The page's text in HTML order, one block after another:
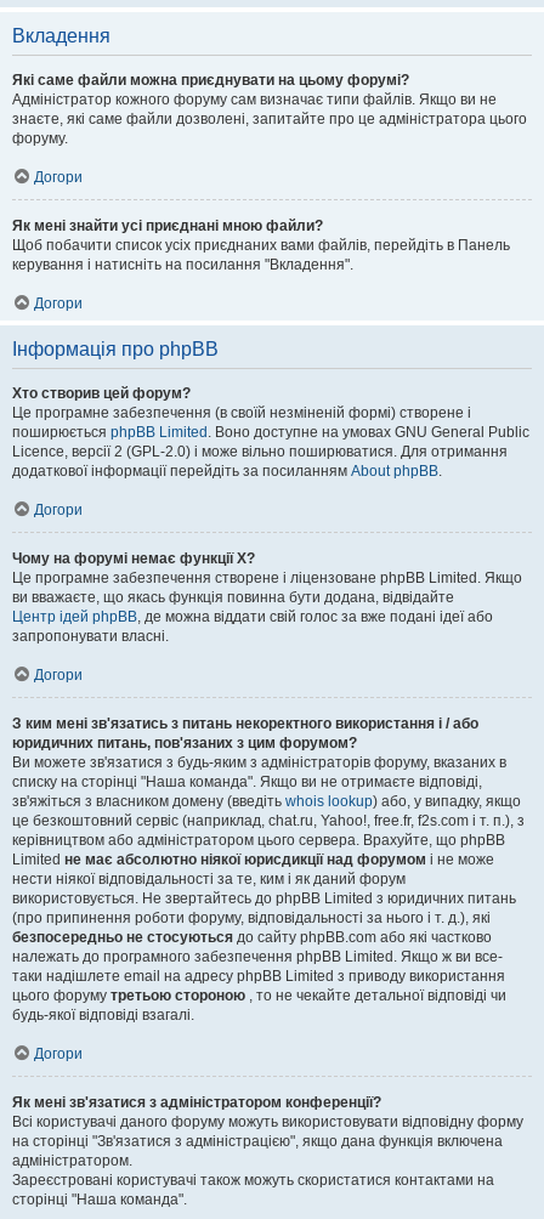
Вкладення
Які саме файли можна приєднувати на цьому форумі?
Адміністратор кожного форуму сам визначає типи файлів. Якщо ви не
знаєте, які саме файли дозволені, запитайте про це адміністратора цього
форуму.
Догори
Як мені знайти усі приєднані мною файли?
Щоб побачити список усіх приєднаних вами файлів, перейдіть в Панель
керування і натисніть на посилання "Вкладення".
Догори
Інформація про phpBB
Хто створив цей форум?
Це програмне забезпечення (в своїй незміненій формі) створене і
поширюється phpBB Limited . Воно доступне на умовах GNU General Public
Licence, версії 2 (GPL-2.0) і може вільно поширюватися. Для отримання
додаткової інформації перейдіть за посиланням About phpBB.
Догори
Чому на форумі немає функції X?
Це програмне забезпечення створене і ліцензоване phpBB Limited. Якщо
ви вважаєте, що якась функція повинна бути додана, відвідайте
Центр ідей phpBB, де можна віддати свій голос за вже подані ідеї або
запропонувати власні.
Догори
З ким мені зв'язатись з питань некоректного використання і / або
юридичних питань, пов'язаних з цим форумом?
Ви можете зв'язатися з будь-яким з адміністраторів форуму, вказаних в
списку на сторінці "Наша команда". Якщо ви не отримаєте відповіді,
зв'яжіться з власником домену (введіть whois lookup) або, у випадку, якщо
це безкоштовний сервіс (наприклад, chat.ru, Yahoo!, free.fr, f2s.com і т. п.), з
керівництвом або адміністратором цього сервера. Врахуйте, що phpBB
Limited не має абсолютно ніякої юрисдикції над форумом і не може
нести ніякої відповідальності за те, ким і як даний форум
використовується. Не звертайтесь до phpBB Limited з юридичних питань
(про припинення роботи форуму, відповідальності за нього і т. д.), які
безпосередньо не стосуються до сайту phpBB.com або які частково
належать до програмного забезпечення phpBB Limited. Якщо ж ви все-
таки надішлете email на адресу phpBB Limited з приводу використання
цього форуму третьою стороною , то не чекайте детальної відповіді чи
будь-якої відповіді взагалі.
Догори
Як мені зв'язатися з адміністратором конференції?
Всі користувачі даного форуму можуть використовувати відповідну форму
на сторінці "Зв'язатися з адміністрацією", якщо дана функція включена
адміністратором.
Зареєстровані користувачі також можуть скористатися контактами на
сторінці "Наша команда".